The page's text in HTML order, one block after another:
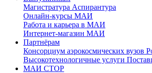
Магистратура Аспирантура
Онлайн-курсы МАИ
Работа и карьера в МАИ
Интернет-магазин МАИ
Партнёрам
Консорциум аэрокосмических вузов
Высокотехнологичные услуги
МАИ СТОР